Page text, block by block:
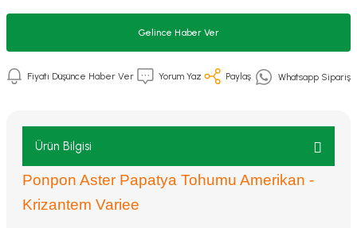
Gelince Haber Ver
Fiyatı Düşünce Haber Ver Yorum Yaz Paylaş Whatsapp Sipariş
Ürün Bilgisi
Ponpon Aster Papatya Tohumu Amerikan -
Krizantem Variee